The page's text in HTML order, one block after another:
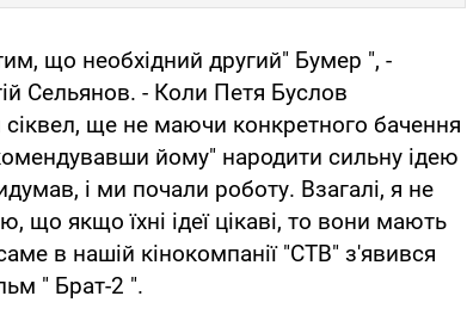
що необхідний другий" Бумер ", -
Сельянов. - Коли Петя Буслов
ще не маючи конкретного бачення
йому" народити сильну ідею
і ми почали роботу. Взагалі, я не
що якщо їхні ідеї цікаві, то вони мають
в нашій кінокомпанії "СТВ" з'явився
" Брат-2 ".